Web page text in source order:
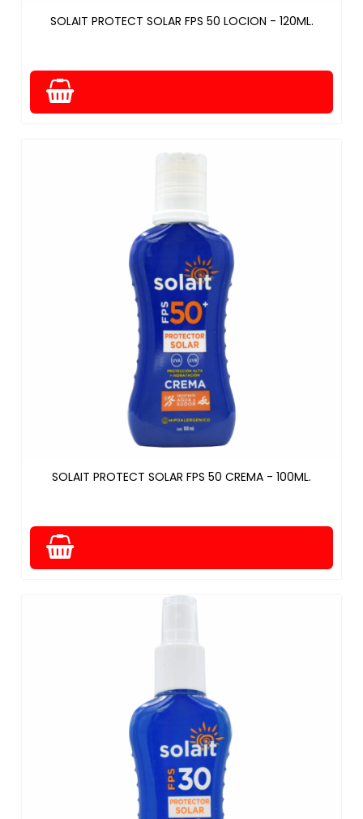
SOLAIT PROTECT SOLAR FPS 50 LOCION - 120ML.
SOLAIT PROTECT SOLAR FPS 50 CREMA - 100ML.